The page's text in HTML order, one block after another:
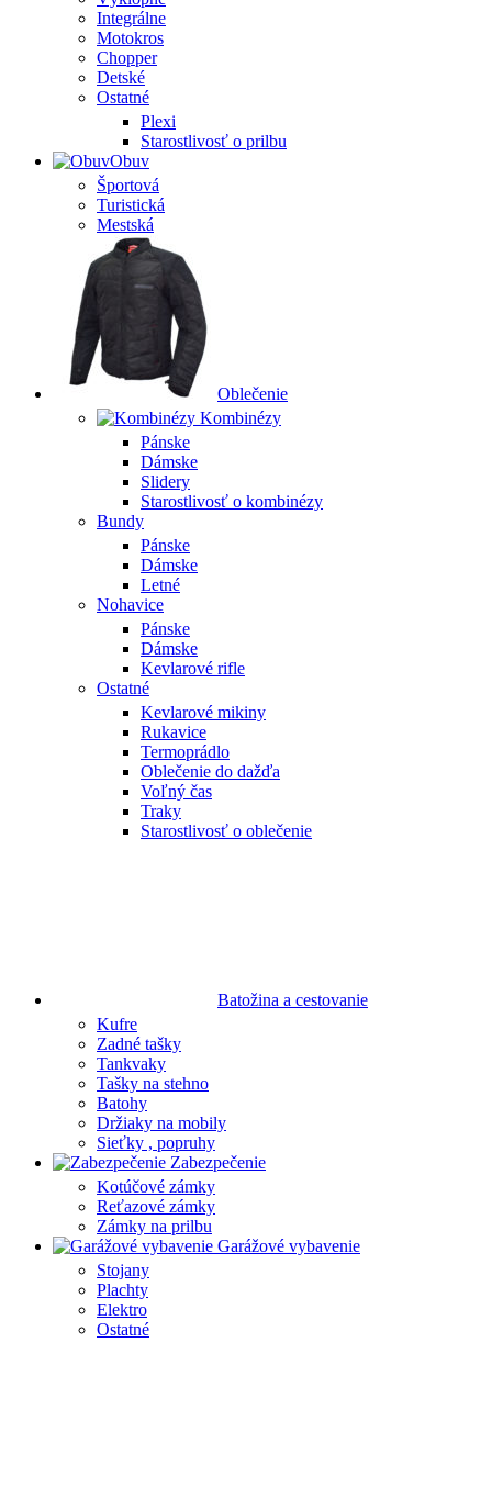
Integrálne
Motokros
Chopper
Detské
Ostatné
Plexi
Starostlivosť o prilbu
Obuv
Športová
Turistická
Mestská
Oblečenie
Kombinézy
Pánske
Dámske
Slidery
Starostlivosť o kombinézy
Bundy
Pánske
Dámske
Letné
Nohavice
Pánske
Dámske
Kevlarové rifle
Ostatné
Kevlarové mikiny
Rukavice
Termoprádlo
Oblečenie do dažďa
Voľný čas
Traky
Starostlivosť o oblečenie
Batožina a cestovanie
Kufre
Zadné tašky
Tankvaky
Tašky na stehno
Batohy
Držiaky na mobily
Sieťky , popruhy
Zabezpečenie
Kotúčové zámky
Reťazové zámky
Zámky na prilbu
Garážové vybavenie
Stojany
Plachty
Elektro
Ostatné